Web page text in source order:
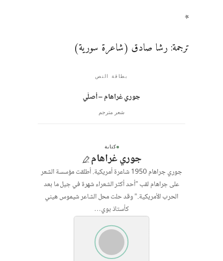
*
ترجمة: رشا صادق (شاعرة سورية)
بطاقة النص
جوري غراهام – أصلّي
شعر مترجم
كتابة
جوري غراهام
جوري جراهام 1950 شاعرة أمريكية. أطلقت مؤسسة الشعر
على جراهام لقب "أحد أكثر الشعراء شهرة في جيل ما بعد
الحرب الأمريكية." وقد حلت محل الشاعر شيموس هيني
كأستاذ بوي…